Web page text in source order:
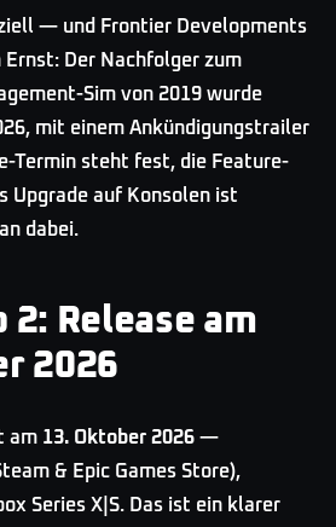
— und Frontier Developments
Der Nachfolger zum
Sim von 2019 wurde
mit einem Ankündigungstrailer
Termin steht fest, die Feature-
Upgrade auf Konsolen ist
dabei.
2: Release am
2026
am 13. Oktober 2026 —
& Epic Games Store),
Series X|S. Das ist ein klarer